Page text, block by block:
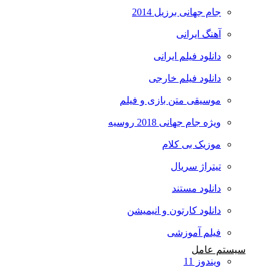
جام جهانی برزیل 2014
آهنگ ایرانی
دانلود فیلم ایرانی
دانلود فیلم خارجی
موسیقی متن بازی و فیلم
ویژه جام جهانی 2018 روسیه
موزیک بی کلام
تیتراژ سریال
دانلود مستند
دانلود کارتون و انیمیشن
فیلم آموزشی
سیستم عامل
ویندوز 11